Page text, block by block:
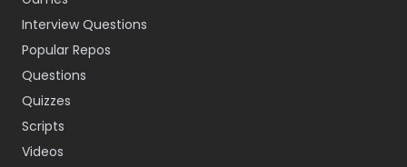
Interview Questions
Popular Repos
Questions
Quizzes
Scripts
Videos